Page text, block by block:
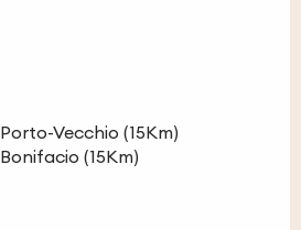
Porto-Vecchio (15Km)
Bonifacio (15Km)